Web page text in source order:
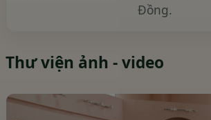
Đồng.
Thư viện ảnh - video